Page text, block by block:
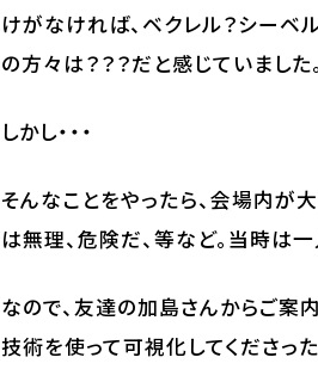
けがなければ、ベクレル？シーベ
の方々は？？？だと感じていまし
しかし・・・
そんなことをやったら、会場内が
は無理、危険だ、等など。当時は
なので、友達の加島さんからご案
技術を使って可視化してくださっ